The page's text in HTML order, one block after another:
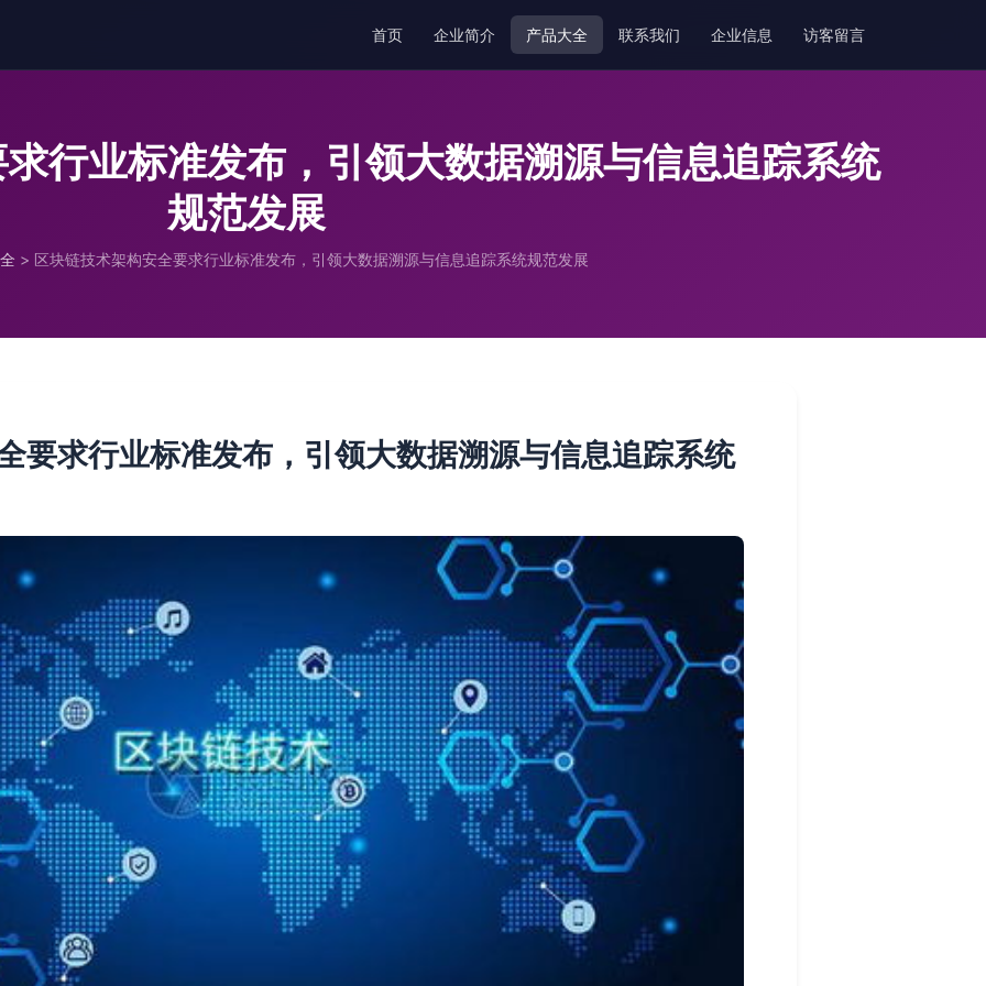
首页 企业简介 产品大全 联系我们 企业信息 访客留言
行业标准发布，引领大数据溯源与信息追踪系统
规范发展
> 区块链技术架构安全要求行业标准发布，引领大数据溯源与信息追踪系统规范发展
要求行业标准发布，引领大数据溯源与信息追踪系统